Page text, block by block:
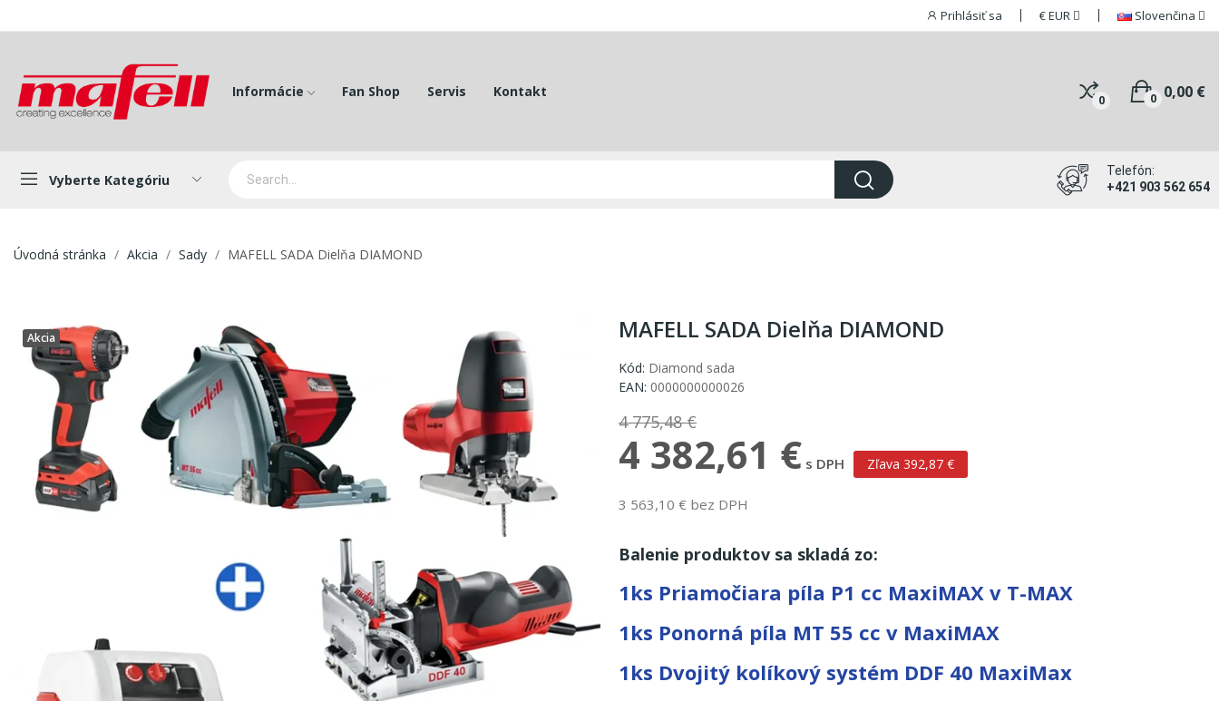
Prihlásiť sa €EUR Slovenčina
Informácie Fan Shop Servis Kontakt
0 0,00 €
0
Vyberte Kategóriu
Telefón:
+421 903 562 654
Úvodná stránka Akcia Sady MAFELL SADA Dielňa DIAMOND
Akcia MAFELL SADA Dielňa DIAMOND
Kód: Diamond sada
EAN: 0000000000026
4 775,48 €
4 382,61 € s DPH Zľava 392,87 €
3 563,10 € bez DPH
Balenie produktov sa skladá zo:
1ks Priamočiara píla P1 cc MaxiMAX v T-MAX
1ks Ponorná píla MT 55 cc v MaxiMAX
1ks Dvojitý kolíkový systém DDF 40 MaxiMax